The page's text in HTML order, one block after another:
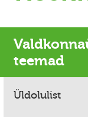
teemad
Üldolulist